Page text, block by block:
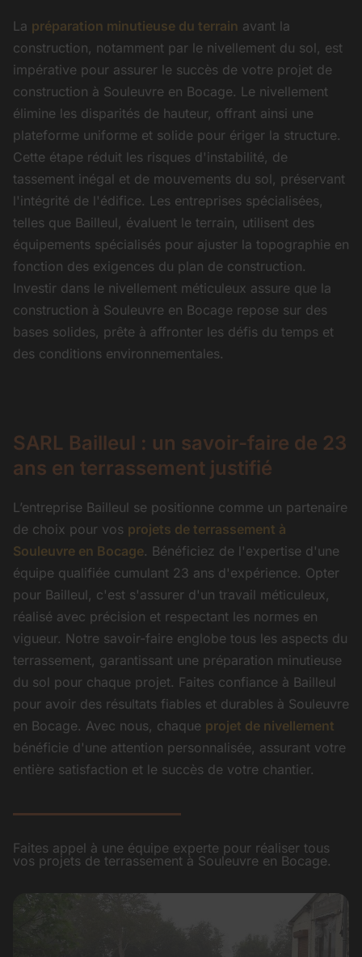
La préparation minutieuse du terrain avant la
construction, notamment par le nivellement du sol, est
impérative pour assurer le succès de votre projet de
construction à Souleuvre en Bocage. Le nivellement
élimine les disparités de hauteur, offrant ainsi une
plateforme uniforme et solide pour ériger la structure.
Cette étape réduit les risques d'instabilité, de
tassement inégal et de mouvements du sol, préservant
l'intégrité de l'édifice. Les entreprises spécialisées,
telles que Bailleul, évaluent le terrain, utilisent des
équipements spécialisés pour ajuster la topographie en
fonction des exigences du plan de construction.
Investir dans le nivellement méticuleux assure que la
construction à Souleuvre en Bocage repose sur des
bases solides, prête à affronter les défis du temps et
des conditions environnementales.
SARL Bailleul : un savoir-faire de 23
ans en terrassement justifié
L’entreprise Bailleul se positionne comme un partenaire
de choix pour vos projets de terrassement à
Souleuvre en Bocage. Bénéficiez de l'expertise d'une
équipe qualifiée cumulant 23 ans d'expérience. Opter
pour Bailleul, c'est s'assurer d'un travail méticuleux,
réalisé avec précision et respectant les normes en
vigueur. Notre savoir-faire englobe tous les aspects du
terrassement, garantissant une préparation minutieuse
du sol pour chaque projet. Faites confiance à Bailleul
pour avoir des résultats fiables et durables à Souleuvre
en Bocage. Avec nous, chaque projet de nivellement
bénéficie d'une attention personnalisée, assurant votre
entière satisfaction et le succès de votre chantier.
Faites appel à une équipe experte pour réaliser tous
vos projets de terrassement à Souleuvre en Bocage.